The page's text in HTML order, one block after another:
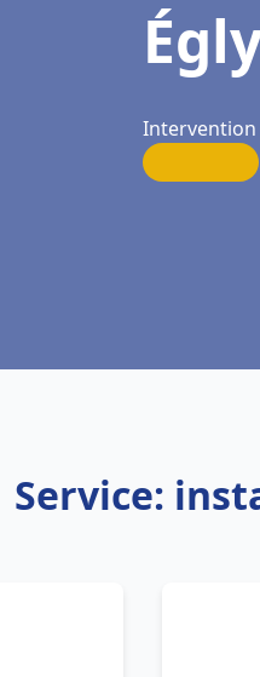
Intervention
Service: